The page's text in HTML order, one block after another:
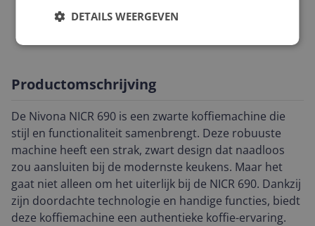
Productomschrijving
De Nivona NICR 690 is een zwarte koffiemachine die
stijl en functionaliteit samenbrengt. Deze robuuste
machine heeft een strak, zwart design dat naadloos
zou aansluiten bij de modernste keukens. Maar het
gaat niet alleen om het uiterlijk bij de NICR 690. Dankzij
zijn doordachte technologie en handige functies, biedt
deze koffiemachine een authentieke koffie-ervaring.
DETAILS WEERGEVEN